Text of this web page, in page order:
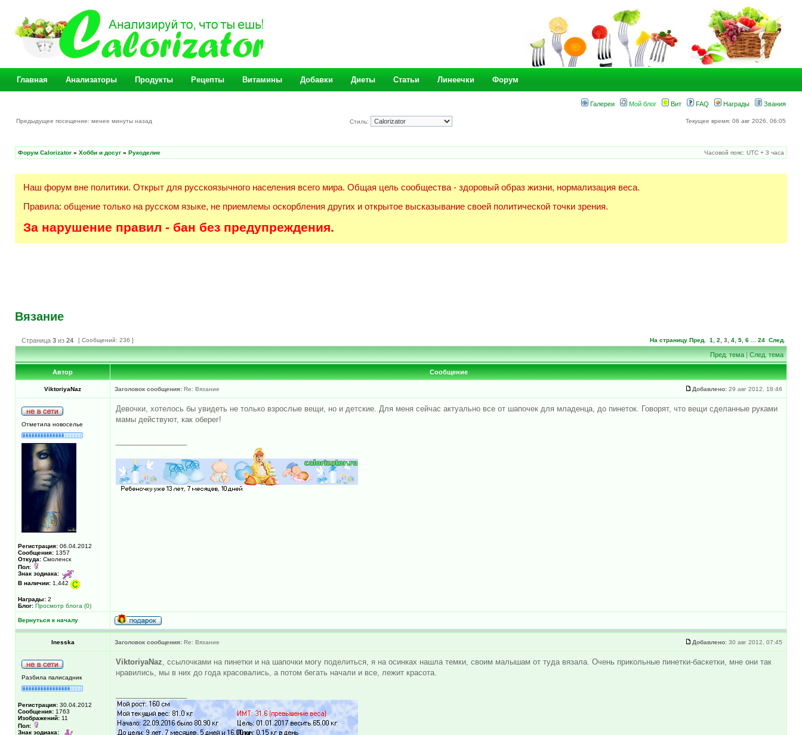
Главная Анализаторы Продукты Рецепты Витамины Добавки Диеты Статьи Линеечки Форум
Галереи Мой блог Вит FAQ Награды Звания
Предыдущее посещение: менее минуты назад Стиль: Текущее время: 06 авг 2026, 06:05
Форум Calorizator » Хобби и досуг » Рукоделие Часовой пояс: UTC + 3 часа
Наш форум вне политики. Открыт для русскоязычного населения всего мира. Общая цель сообщества - здоровый образ жизни, нормализация веса.
Правила: общение только на русском языке, не приемлемы оскорбления других и открытое высказывание своей политической точки зрения.
За нарушение правил - бан без предупреждения.
Вязание
Страница 3 из 24 [ Сообщений: 236 ] На страницу Пред. 1 2 3 4 5 6 24 След.
Пред. тема|След. тема
Автор Сообщение
ViktoriyaNaz Заголовок сообщения: Re: Вязание Добавлено: 29 авг 2012, 18:46
Отметила новоселье
Регистрация: 06.04.2012
Сообщения: 1357
Откуда: Смоленск
Пол:
Знак зодиака:
В наличии: 1,442
Награды: 2
Блог: Просмотр блога (0)
Девочки, хотелось бы увидеть не только взрослые вещи, но и детские. Для меня сейчас актуально все от шапочек для младенца, до пинеток. Говорят, что вещи сделанные руками
мамы действуют, как оберег!
Вернуться к началу
Inesska Заголовок сообщения: Re: Вязание Добавлено: 30 авг 2012, 07:45
Разбила палисадник
Регистрация: 30.04.2012
Сообщения: 1763
Изображений: 11
Пол:
Знак зодиака:
ViktoriyaNaz , ссылочками на пинетки и на шапочки могу поделиться, я на осинках нашла темки, своим малышам от туда вязала. Очень прикольные пинетки-баскетки, мне они так
нравились, мы в них до года красовались, а потом бегать начали и все, лежит красота.